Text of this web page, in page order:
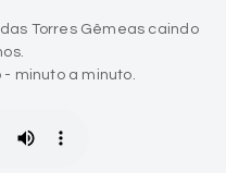
Torres Gêmeas caindo
minuto a minuto.